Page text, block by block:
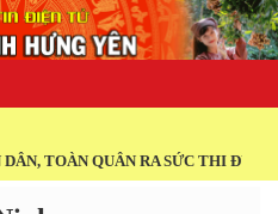
TOÀN QUÂN RA SỨC THI ĐUA